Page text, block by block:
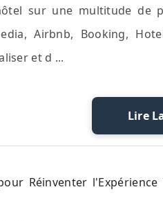
sur une multitude de
Airbnb, Booking,
et d ...
Lire
Réinventer